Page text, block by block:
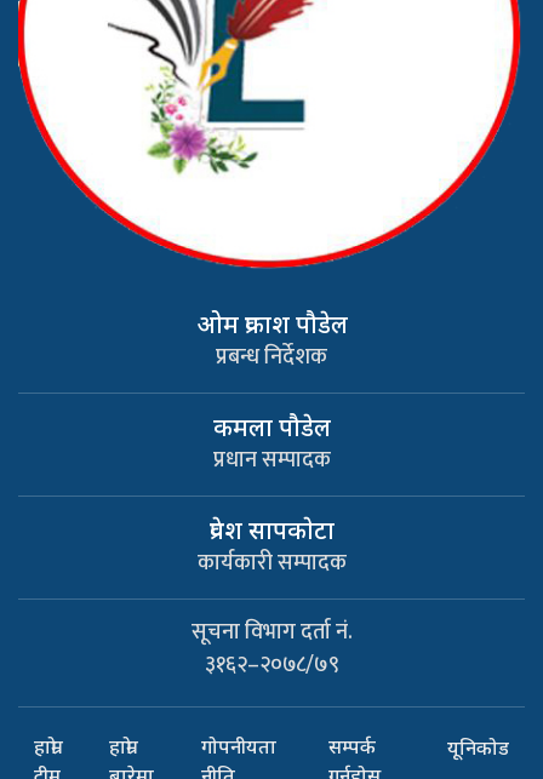
ओम प्रकाश पौडेल
प्रबन्ध निर्देशक
कमला पौडेल
प्रधान सम्पादक
प्रवेश सापकाेटा
कार्यकारी सम्पादक
सूचना विभाग दर्ता नं.
३१६२–२०७८/७९
हाम्रो
हाम्रो
गोपनीयता
सम्पर्क
यूनिकोड